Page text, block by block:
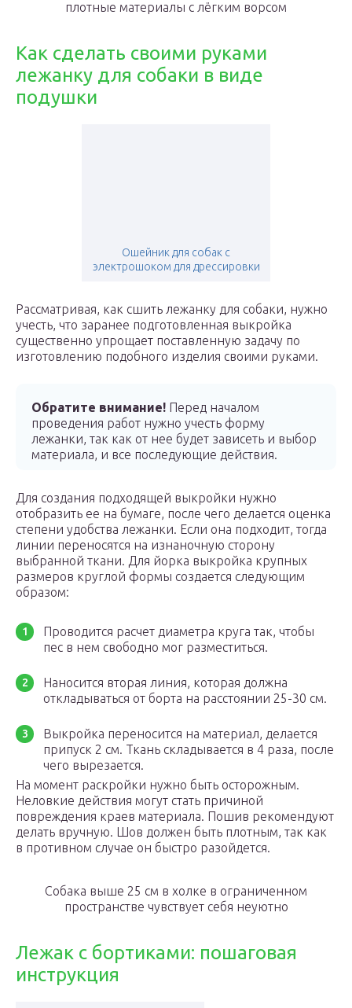
плотные материалы с лёгким ворсом
Как сделать своими руками
лежанку для собаки в виде
подушки
Ошейник для собак с
электрошоком для дрессировки
Рассматривая, как сшить лежанку для собаки, нужно
учесть, что заранее подготовленная выкройка
существенно упрощает поставленную задачу по
изготовлению подобного изделия своими руками.
Обратите внимание! Перед началом
проведения работ нужно учесть форму
лежанки, так как от нее будет зависеть и выбор
материала, и все последующие действия.
Для создания подходящей выкройки нужно
отобразить ее на бумаге, после чего делается оценка
степени удобства лежанки. Если она подходит, тогда
линии переносятся на изнаночную сторону
выбранной ткани. Для йорка выкройка крупных
размеров круглой формы создается следующим
образом:
Проводится расчет диаметра круга так, чтобы
пес в нем свободно мог разместиться.
Наносится вторая линия, которая должна
откладываться от борта на расстоянии 25-30 см.
Выкройка переносится на материал, делается
припуск 2 см. Ткань складывается в 4 раза, после
чего вырезается.
На момент раскройки нужно быть осторожным.
Неловкие действия могут стать причиной
повреждения краев материала. Пошив рекомендуют
делать вручную. Шов должен быть плотным, так как
в противном случае он быстро разойдется.
Собака выше 25 см в холке в ограниченном
пространстве чувствует себя неуютно
Лежак с бортиками: пошаговая
инструкция